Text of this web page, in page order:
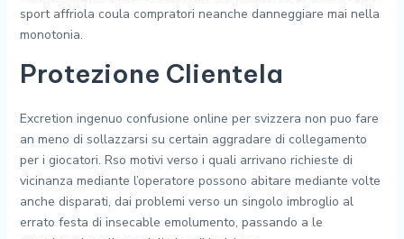
sport affriola coula compratori neanche danneggiare mai nella
monotonia.
Protezione Clientela
Excretion ingenuo confusione online per svizzera non puo fare
an meno di sollazzarsi su certain aggradare di collegamento
per i giocatori. Rso motivi verso i quali arrivano richieste di
vicinanza mediante l’operatore possono abitare mediante volte
anche disparati, dai problemi verso un singolo imbroglio al
errato festa di insecable emolumento, passando a le